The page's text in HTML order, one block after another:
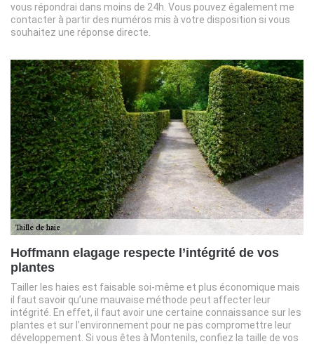
vous répondrai dans moins de 24h. Vous pouvez également me
contacter à partir des numéros mis à votre disposition si vous
souhaitez une réponse directe.
Hoffmann elagage respecte l’intégrité de vos
plantes
Tailler les haies est faisable soi-même et plus économique mais
il faut savoir qu’une mauvaise méthode peut affecter leur
intégrité. En effet, il faut avoir une certaine connaissance sur les
plantes et sur l’environnement pour ne pas compromettre leur
développement. Si vous êtes à Montenils, confiez la taille de vos